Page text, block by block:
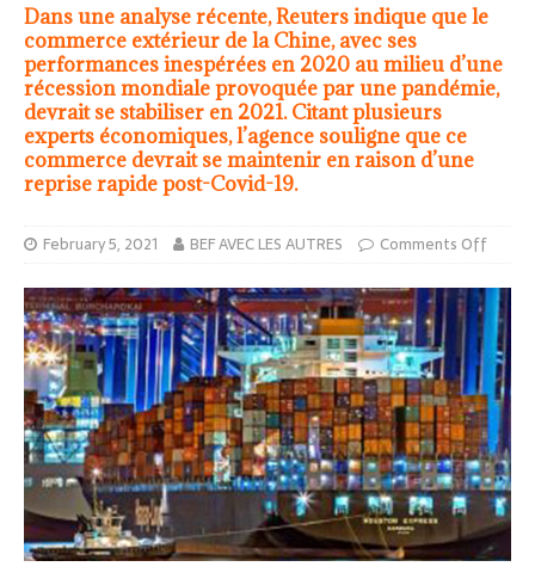
Dans une analyse récente, Reuters indique que le
commerce extérieur de la Chine, avec ses
performances inespérées en 2020 au milieu d’une
récession mondiale provoquée par une pandémie,
devrait se stabiliser en 2021. Citant plusieurs
experts économiques, l’agence souligne que ce
commerce devrait se maintenir en raison d’une
reprise rapide post-Covid-19.
February 5, 2021 BEF AVEC LES AUTRES Comments Off